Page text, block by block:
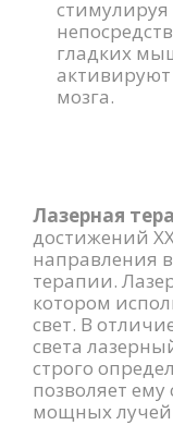
гладких
мозга.
Лазерная
достижений
направления
терапии.
котором
свет. В
света
строго
позволяет ему
мощных